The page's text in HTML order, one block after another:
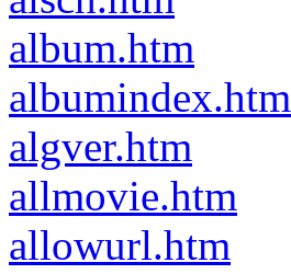
album.htm
albumindex.htm
algver.htm
allmovie.htm
allowurl.htm